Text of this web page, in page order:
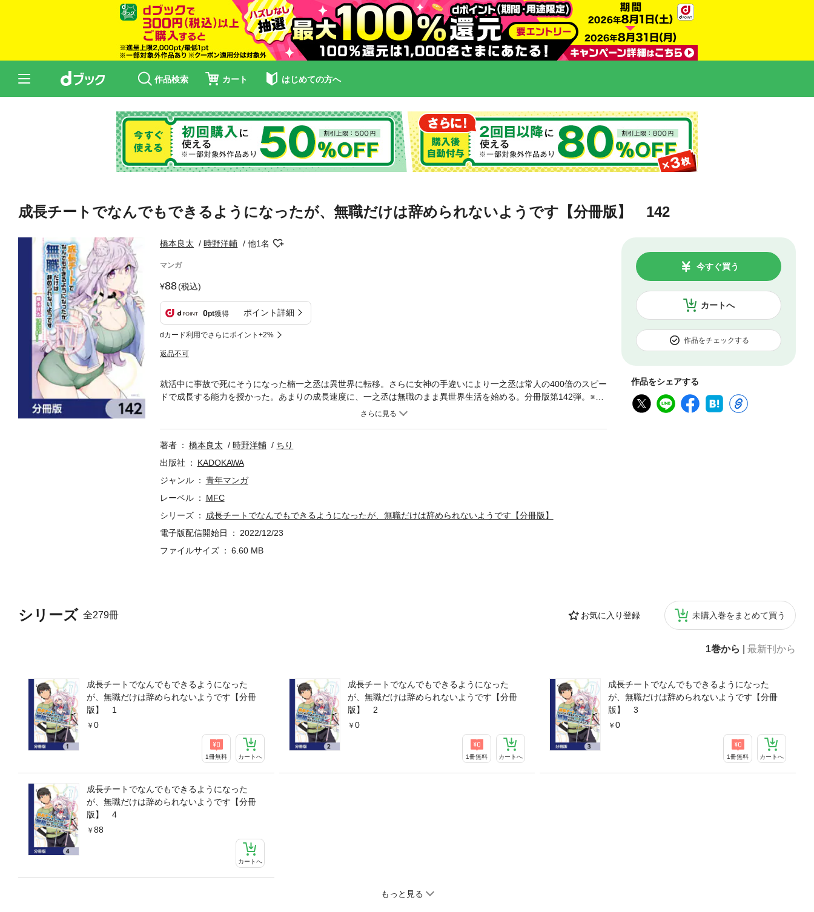
作品検索 カート はじめての方へ
成長チートでなんでもできるようになったが、無職だけは辞められないようです【分冊版】 142
橋本良太 時野洋輔 他1名
マンガ
88(税込)
0pt獲得 ポイント詳細
dカード利用でさらにポイント+2%
返品不可
カートへ
今すぐ買う
作品をチェックする
作品をシェアする
シリーズ 全279冊 お気に入り登録 未購入巻をまとめて買う
1巻から 最新刊から
成長チートでなんでもできるようになった
が、無職だけは辞められないようです【分冊
版】 1
0
1冊無料 カートへ
成長チートでなんでもできるようになった
が、無職だけは辞められないようです【分冊
版】 2
0
1冊無料 カートへ
成長チートでなんでもできるようになった
が、無職だけは辞められないようです【分冊
版】 3
0
1冊無料 カートへ
成長チートでなんでもできるようになった
が、無職だけは辞められないようです【分冊
版】 4
88
カートへ
もっと見る
就活中に事故で死にそうになった楠一之丞は異世界に転移。さらに女神の手違いにより一之丞は常人の400倍のスピー
ドで成長する能力を授かった。あまりの成長速度に、一之丞は無職のまま異世界生活を始める。分冊版第142弾。※本
作品は単行本を分割したもので、本編内容は同一のものとなります。重複購入にご注意ください。
著者 橋本良太 時野洋輔
ちり
出版社
KADOKAWA
ジャンル
青年マンガ
レーベル
MFC
シリーズ
成長チートでなんでもできるようになったが、無職だけは辞められないようです【分冊版】
電子版配信開始日
2022/12/23
ファイルサイズ
6.60 MB